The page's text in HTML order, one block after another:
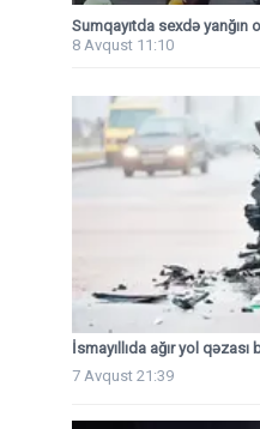
Sumqayıtda sexdə yanğın
8 Avqust 11:10
İsmayıllıda ağır yol
7 Avqust 21:39